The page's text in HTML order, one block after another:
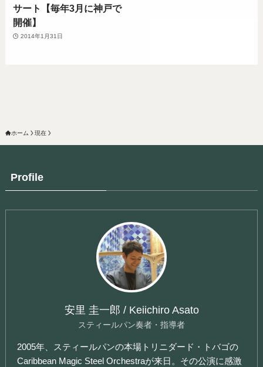
サート【毎年3月に神戸で
開催】
2014年1月31日
ホーム 現在
Profile
安里 圭一郎 / Keiichiro Asato
スティールパン奏者・指導者
2005年、スティールパンの本場トリニダード・トバゴの
Caribbean Magic Steel Orchestraが来日。その公演に感激